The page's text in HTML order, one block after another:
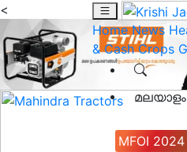
<
Home News
& Cash Crops
മലയാളം
MFOI 2024